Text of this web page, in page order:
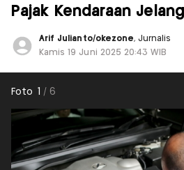
Pajak Kendaraan
Arif Julianto/okezone, Jurnalis
Kamis 19 Juni 2025 20:43 WIB
Foto 1 /6